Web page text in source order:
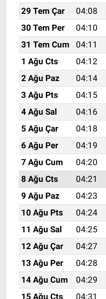
29 Tem Çar
04:08
30 Tem Per
04:10
31 Tem Cum
04:11
1 Ağu Cts
04:12
2 Ağu Paz
04:14
3 Ağu Pts
04:15
4 Ağu Sal
04:16
5 Ağu Çar
04:18
6 Ağu Per
04:19
7 Ağu Cum
04:20
8 Ağu Cts
04:21
9 Ağu Paz
04:23
10 Ağu Pts
04:24
11 Ağu Sal
04:25
12 Ağu Çar
04:27
13 Ağu Per
04:28
14 Ağu Cum
04:29
15 Ağu Cts
04:31